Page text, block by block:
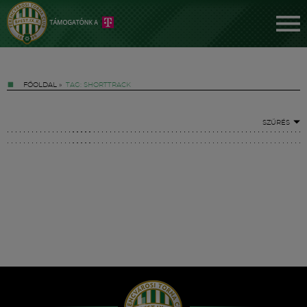
FŐOLDAL » TAG: SHORTTRACK
SZŰRÉS
Hírek